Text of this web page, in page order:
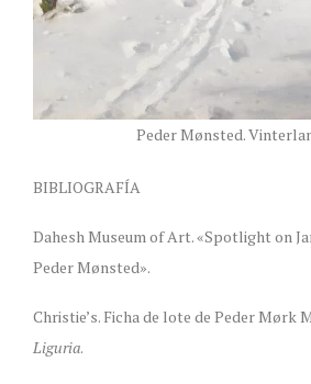
Peder Mønsted.
BIBLIOGRAFÍA
Dahesh Museum of Art. «Spotlight on
Peder Mønsted».
Christie’s. Ficha de lote de Peder Mørk
Liguria.